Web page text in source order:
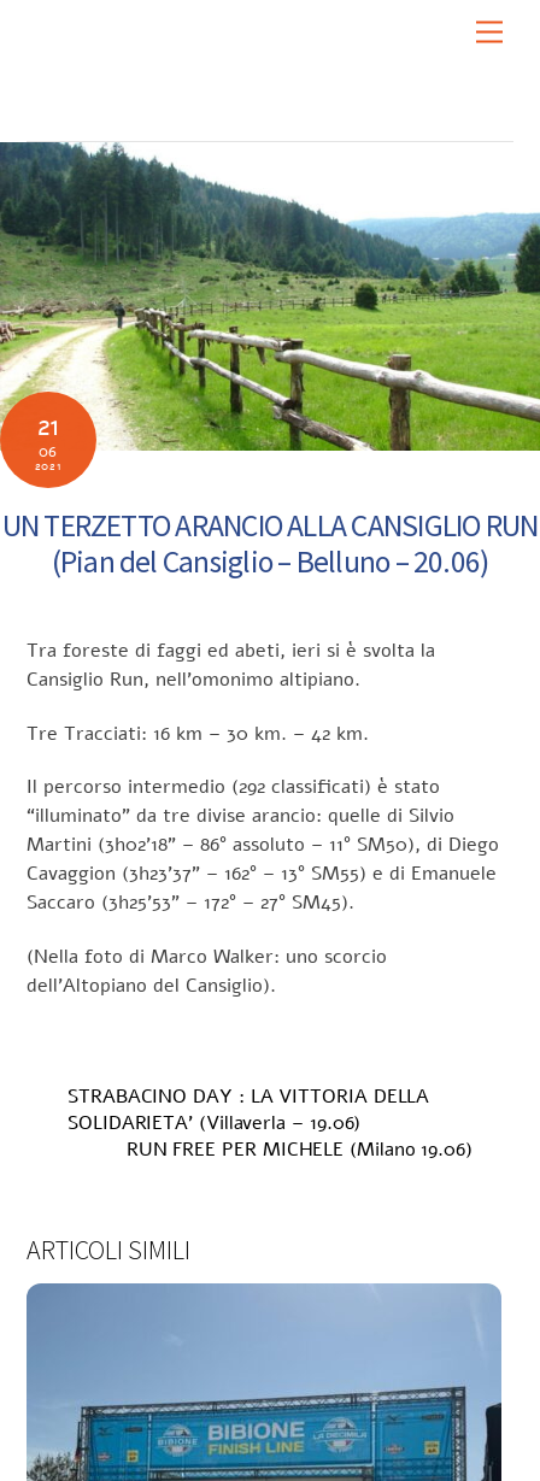
21
06
2021
UN TERZETTO ARANCIO ALLA CANSIGLIO RUN
(Pian del Cansiglio – Belluno – 20.06)
Tra foreste di faggi ed abeti, ieri si è svolta la
Cansiglio Run, nell’omonimo altipiano.
Tre Tracciati: 16 km – 30 km. – 42 km.
Il percorso intermedio (292 classificati) è stato
“illuminato” da tre divise arancio: quelle di Silvio
Martini (3h02’18” – 86° assoluto – 11° SM50), di Diego
Cavaggion (3h23’37” – 162° – 13° SM55) e di Emanuele
Saccaro (3h25’53” – 172° – 27° SM45).
(Nella foto di Marco Walker: uno scorcio
dell’Altopiano del Cansiglio).
STRABACINO DAY : LA VITTORIA DELLA
SOLIDARIETA’ (Villaverla – 19.06)
RUN FREE PER MICHELE (Milano 19.06)
ARTICOLI SIMILI